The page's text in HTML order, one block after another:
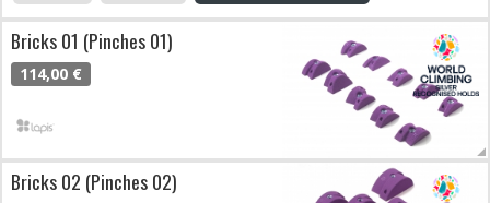
Bricks 01 (Pinches 01)
114,00 €
Bricks 02 (Pinches 02)